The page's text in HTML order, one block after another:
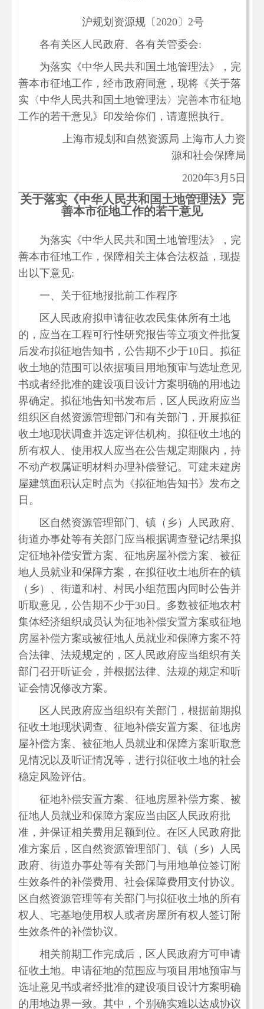
沪规划资源规〔2020〕2号
各有关区人民政府、各有关管委会:
为落实《中华人民共和国土地管理法》，完
善本市征地工作，经市政府同意，现将《关于落
实〈中华人民共和国土地管理法〉完善本市征地
工作的若干意见》印发给你们，请遵照执行。
上海市规划和自然资源局 上海市人力资
源和社会保障局
2020年3月5日
关于落实《中华人民共和国土地管理法》完
善本市征地工作的若干意见
为落实《中华人民共和国土地管理法》，完
善本市征地工作，保障相关主体合法权益，现提
出以下意见:
一、关于征地报批前工作程序
区人民政府拟申请征收农民集体所有土地
的，应当在工程可行性研究报告等立项文件批复
后发布拟征地告知书，公告期不少于10日。拟征
收土地的范围可以依据项目用地预审与选址意见
书或者经批准的建设项目设计方案明确的用地边
界确定。拟征地告知书发布后，区人民政府应当
组织区自然资源管理部门和有关部门，开展拟征
收土地现状调查并选定评估机构。拟征收土地的
所有权人、使用权人应当在公告规定期限内，持
不动产权属证明材料办理补偿登记。可建未建房
屋建筑面积认定时点为《拟征地告知书》发布之
日。
区自然资源管理部门、镇（乡）人民政府、
街道办事处等有关部门应当根据调查登记结果拟
定征地补偿安置方案、征地房屋补偿方案、被征
地人员就业和保障方案，在拟征收土地所在的镇
（乡）、街道和村、村民小组范围内同时公告并
听取意见，公告期不少于30日。多数被征地农村
集体经济组织成员认为征地补偿安置方案或征地
房屋补偿方案或被征地人员就业和保障方案不符
合法律、法规规定的，区人民政府应当组织有关
部门召开听证会，并根据法律、法规的规定和听
证会情况修改方案。
区人民政府应当组织有关部门，根据前期拟
征收土地现状调查、征地补偿安置方案、征地房
屋补偿方案、被征地人员就业和保障方案听取意
见情况以及听证情况等，进行拟征收土地的社会
稳定风险评估。
征地补偿安置方案、征地房屋补偿方案、被
征地人员就业和保障方案应当由区人民政府批
准，并保证相关费用足额到位。在区人民政府批
准方案后，区自然资源管理部门、镇（乡）人民
政府、街道办事处等有关部门与用地单位签订附
生效条件的补偿费用、社会保障费用支付协议。
区自然资源管理等有关部门与拟征收土地的所有
权人、宅基地使用权人或者房屋所有权人签订附
生效条件的补偿协议。
相关前期工作完成后，区人民政府方可申请
征收土地。申请征地的范围应与项目用地预审与
选址意见书或者经批准的建设项目设计方案明确
的用地边界一致。其中，个别确实难以达成协议